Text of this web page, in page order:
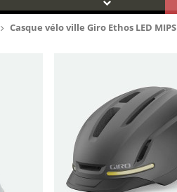
Casque vélo ville Giro Ethos LED MIPS